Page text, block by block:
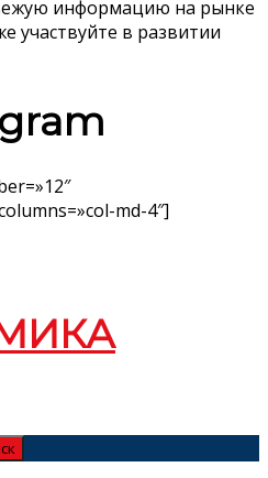
информацию на рынке
участвуйте в развитии
md-4″]